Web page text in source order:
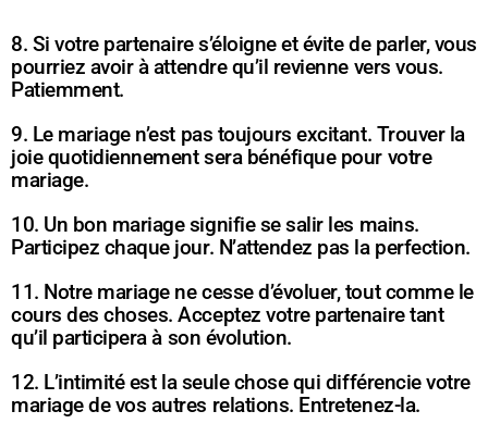
8. Si votre partenaire s’éloigne et évite de parler, vous
pourriez avoir à attendre qu’il revienne vers vous.
Patiemment.
9. Le mariage n’est pas toujours excitant. Trouver la
joie quotidiennement sera bénéfique pour votre
mariage.
10. Un bon mariage signifie se salir les mains.
Participez chaque jour. N’attendez pas la perfection.
11. Notre mariage ne cesse d’évoluer, tout comme le
cours des choses. Acceptez votre partenaire tant
qu’il participera à son évolution.
12. L’intimité est la seule chose qui différencie votre
mariage de vos autres relations. Entretenez-la.